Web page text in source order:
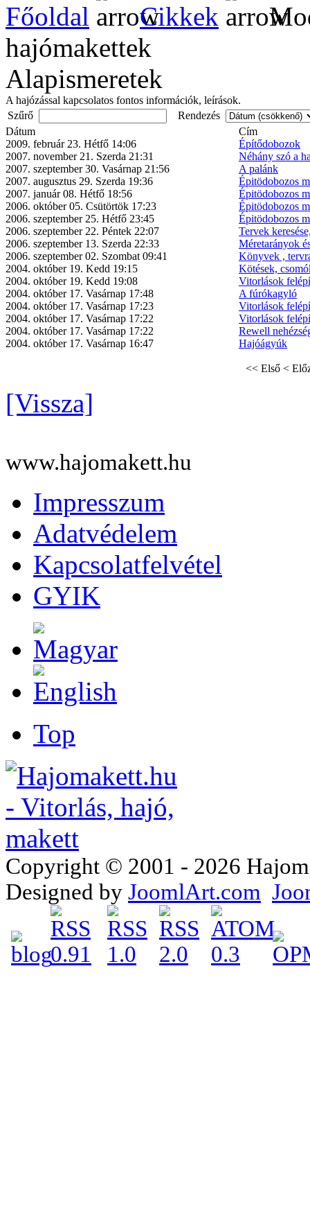
Főoldal Cikkek
hajómakettek
Alapismeretek
A hajózással kapcsolatos fontos információk, leírások.
Szűrő
Rendezés
Dátum
Cím
2009. február 23. Hétfő 14:06
Építődobozok
2007. november 21. Szerda 21:31
Néhány szó a
2007. szeptember 30. Vasárnap 21:56
A palánk
2007. augusztus 29. Szerda 19:36
Épitödobozos
2007. január 08. Hétfő 18:56
Épitödobozos
2006. október 05. Csütörtök 17:23
Épitödobozos
2006. szeptember 25. Hétfő 23:45
Épitödobozos
2006. szeptember 22. Péntek 22:07
Tervek
2006. szeptember 13. Szerda 22:33
Méretarányok
2006. szeptember 02. Szombat 09:41
Könyvek ,
2004. október 19. Kedd 19:15
Kötések,
2004. október 19. Kedd 19:08
Vitorlások
2004. október 17. Vasárnap 17:48
A fúrókagyló
2004. október 17. Vasárnap 17:23
Vitorlások
2004. október 17. Vasárnap 17:22
Vitorlások
2004. október 17. Vasárnap 17:22
Rewell
2004. október 17. Vasárnap 16:47
Hajóágyúk
<< Első <
[Vissza]
www.hajomakett.hu
Impresszum
Adatvédelem
Kapcsolatfelvétel
GYIK
Top
Copyright © 2001 - 2026
Designed by JoomlArt.com